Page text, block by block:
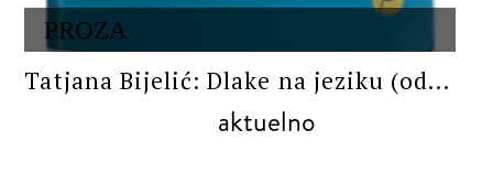
PROZA
Tatjana Bijelić: Dlake na jeziku (od...
aktuelno